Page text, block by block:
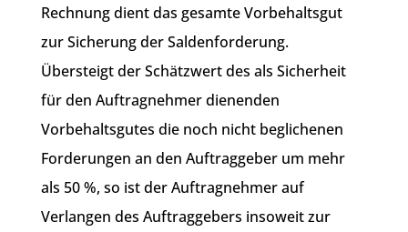
Rechnung dient das gesamte Vorbehaltsgut
zur Sicherung der Saldenforderung.
Übersteigt der Schätzwert des als Sicherheit
für den Auftragnehmer dienenden
Vorbehaltsgutes die noch nicht beglichenen
Forderungen an den Auftraggeber um mehr
als 50 %, so ist der Auftragnehmer auf
Verlangen des Auftraggebers insoweit zur